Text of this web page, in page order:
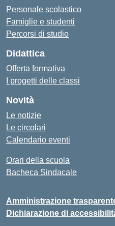
Personale scolastico
Famiglie e studenti
Percorsi di studio
Didattica
Offerta formativa
I progetti delle classi
Novità
Le notizie
Le circolari
Calendario eventi
Orari della scuola
Bacheca Sindacale
Amministrazione
Dichiarazione di